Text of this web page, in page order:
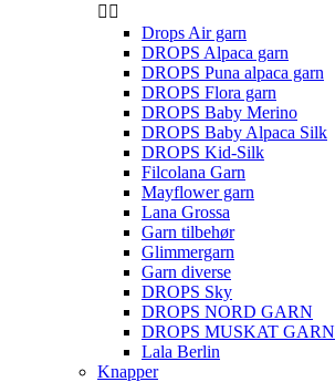
 
Drops Air garn
DROPS Alpaca garn
DROPS Puna alpaca garn
DROPS Flora garn
DROPS Baby Merino
DROPS Baby Alpaca Silk
DROPS Kid-Silk
Filcolana Garn
Mayflower garn
Lana Grossa
Garn tilbehør
Glimmergarn
Garn diverse
DROPS Sky
DROPS NORD GARN
DROPS MUSKAT GARN
Lala Berlin
Knapper